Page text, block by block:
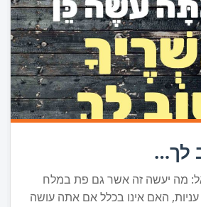
לך…
מה יעשה זה אשר גם פת במלח
האם אינו בכלל אם אתה עושה